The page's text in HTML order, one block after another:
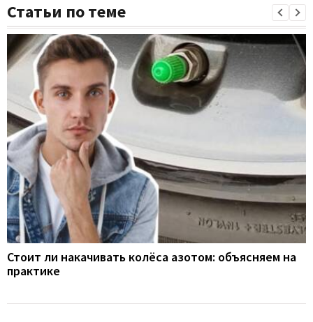
Статьи по теме
Стоит ли накачивать колёса азотом: объясняем на
практике